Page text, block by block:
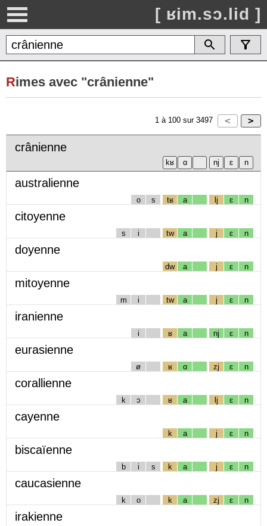
[ ʁim.sɔ.lid ]
Rimes avec "crânienne"
1 à 100 sur 3497
crânienne
australienne
o s tʁ a lj ɛ n
citoyenne
s i tw a j ɛ n
doyenne
dw a j ɛ n
mitoyenne
m i tw a j ɛ n
iranienne
i ʁ a nj ɛ n
eurasienne
ø ʁ ɑ zj ɛ n
corallienne
k ɔ ʁ a lj ɛ n
cayenne
k a j ɛ n
biscaïenne
b i s k a j ɛ n
caucasienne
k o k a zj ɛ n
irakienne